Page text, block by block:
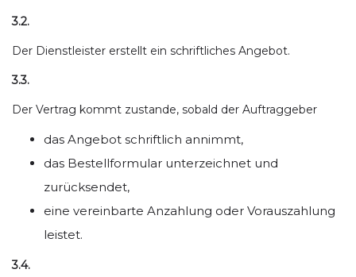
3.2.
Der Dienstleister erstellt ein schriftliches Angebot.
3.3.
Der Vertrag kommt zustande, sobald der Auftraggeber
das Angebot schriftlich annimmt,
das Bestellformular unterzeichnet und
zurücksendet,
eine vereinbarte Anzahlung oder Vorauszahlung
leistet.
3.4.